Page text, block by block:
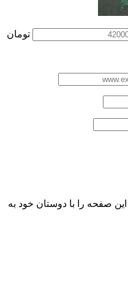
تومان
صفحه را با دوستان خود به